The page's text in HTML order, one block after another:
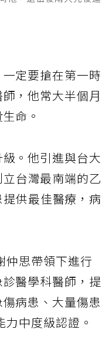
袍，退伍後兩人先後進
定要搶在第一時
，他常大半個月
命。
。他引進與台大
立台灣最南端的乙
提供最佳醫療，病
思帶領下進行
醫學科醫師，提
病患、大量傷患
中度級認證。